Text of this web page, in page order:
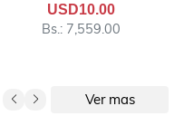
USD10.00
Bs.: 7,559.00
Ver mas